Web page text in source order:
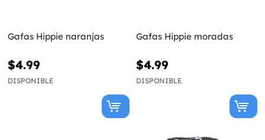
Gafas Hippie naranjas
$4.99
DISPONIBLE
Gafas Hippie moradas
$4.99
DISPONIBLE